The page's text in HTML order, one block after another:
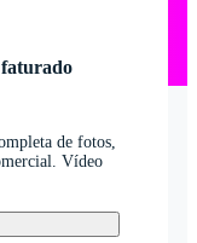
de fotos,
Vídeo